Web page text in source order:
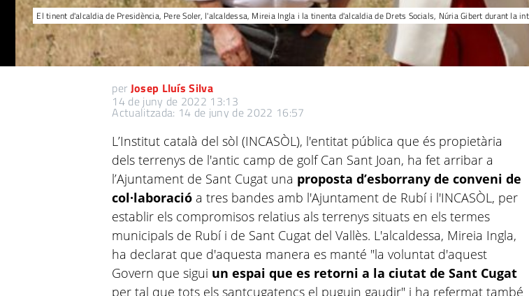
El tinent d'alcaldia de Presidència, Pere Soler, l'alcaldessa, Mireia Ingla i la tinenta d'alcaldia de Drets Socials, Núria Gibert durant la
per Josep Lluís Silva
14 de juny de 2022 13:13
Actualitzada: 14 de juny de 2022 16:57
L’Institut català del sòl (INCASÒL), l'entitat pública que és propietària
dels terrenys de l'antic camp de golf Can Sant Joan, ha fet arribar a
l’Ajuntament de Sant Cugat una proposta d’esborrany de conveni de
col·laboració a tres bandes amb l'Ajuntament de Rubí i l'INCASÒL, per
establir els compromisos relatius als terrenys situats en els termes
municipals de Rubí i de Sant Cugat del Vallès. L'alcaldessa, Mireia Ingla,
ha declarat que d'aquesta manera es manté "la voluntat d'aquest
Govern que sigui un espai que es retorni a la ciutat de Sant Cugat
per tal que tots els santcugatencs el puguin gaudir" i ha refermat també